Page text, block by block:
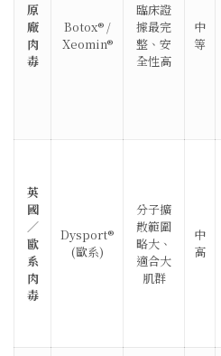
原
廠
肉
毒
Botox® /
Xeomin®
臨床證
據最完
整、安
全性高
中
等
英
國
／
歐
系
肉
毒
Dysport®
(歐系)
分子擴
散範圍
略大、
適合大
肌群
中
高